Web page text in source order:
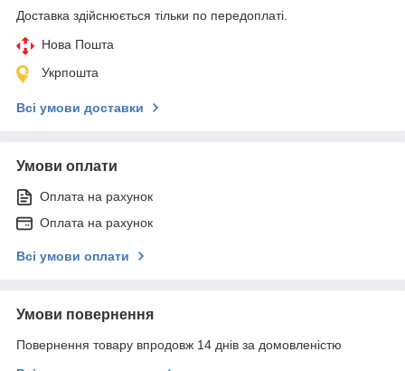
Доставка здійснюється тільки по передоплаті.
Нова Пошта
Укрпошта
Всі умови доставки
Умови оплати
Оплата на рахунок
Оплата на рахунок
Всі умови оплати
Умови повернення
Повернення товару впродовж 14 днів за домовленістю